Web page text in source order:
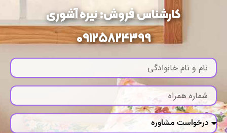
کارشناس فروش: نیره آشوری
09125824399